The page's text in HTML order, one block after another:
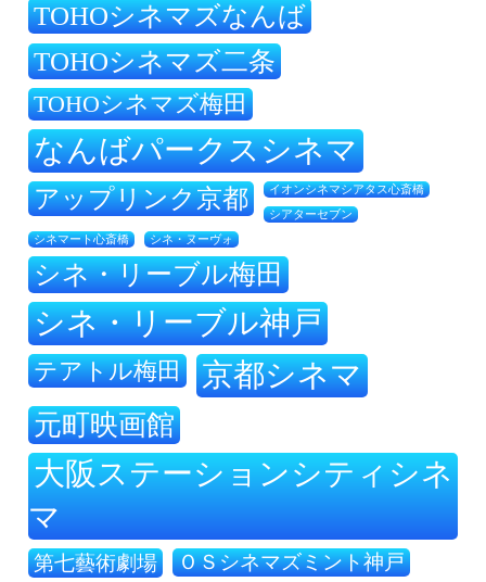
TOHOシネマズなんば
TOHOシネマズ二条
TOHOシネマズ梅田
なんばパークスシネマ
アップリンク京都 イオンシネマシアタス心斎橋
シアターセブン
シネマート心斎橋 シネ・ヌーヴォ
シネ・リーブル梅田
シネ・リーブル神戸
テアトル梅田 京都シネマ
元町映画館
大阪ステーションシティシネ
マ
第七藝術劇場 ＯＳシネマズミント神戸